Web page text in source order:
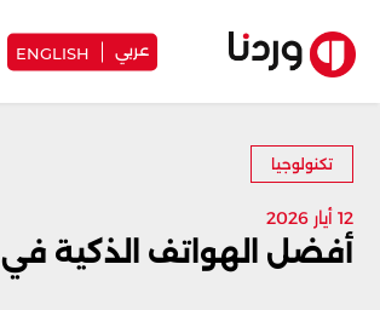
عربي ENGLISH
تكنولوجيا
12 أيار 2026
أفضل الهواتف الذكية في 2026